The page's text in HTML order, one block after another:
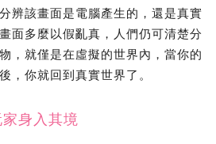
辨該畫面是電腦產生的，還是真實
面多麼以假亂真，人們仍可清楚分
，就僅是在虛擬的世界內，當你的
，你就回到真實世界了。
身入其境